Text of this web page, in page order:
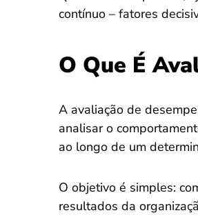
contínuo – fatores
O Que É
A avaliação de
analisar o
ao longo de um
O objetivo é simples:
resultados da